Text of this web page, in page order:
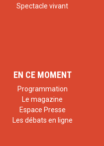
Spectacle vivant
EN CE MOMENT
Programmation
Le magazine
Espace Presse
Les débats en ligne